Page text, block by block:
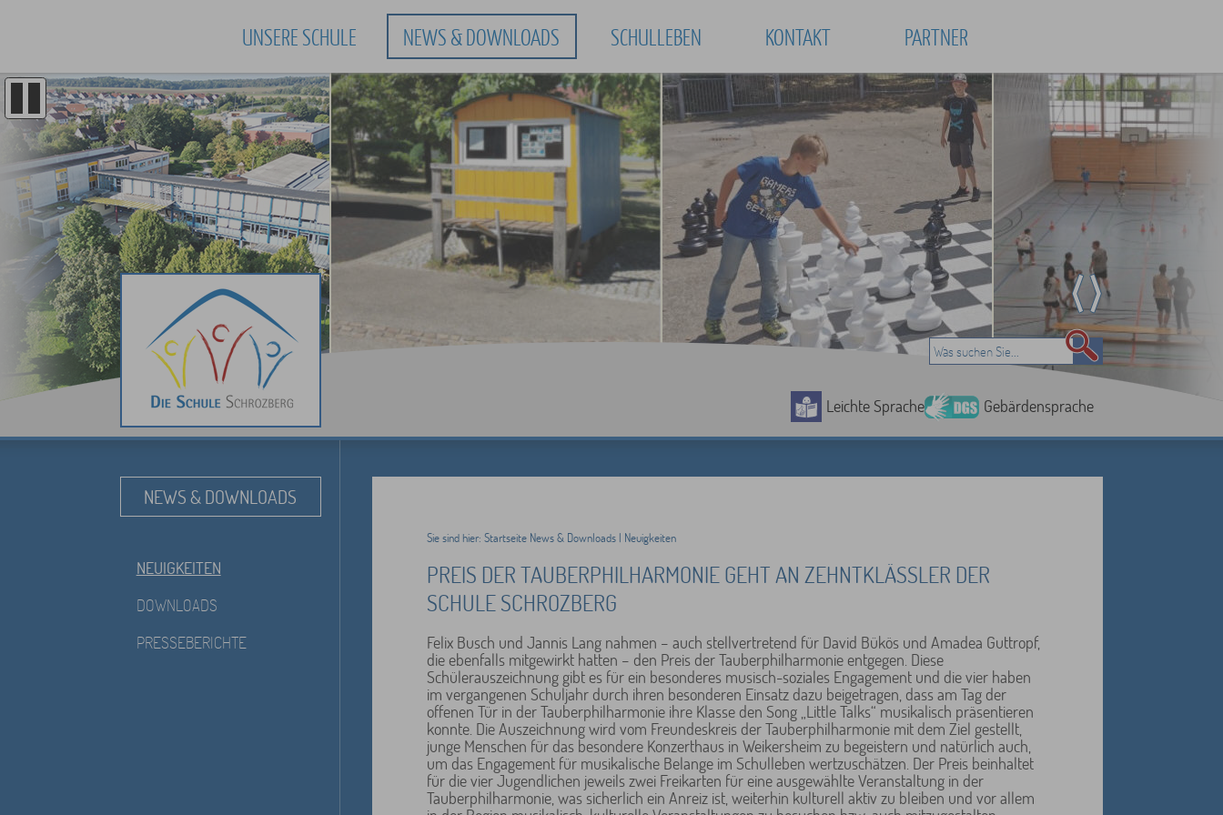
UNSERE SCHULE NEWS & DOWNLOADS SCHULLEBEN KONTAKT PARTNER
Leichte Sprache Gebärdensprache
NEWS & DOWNLOADS
NEUIGKEITEN
DOWNLOADS
PRESSEBERICHTE
Sie sind hier: Startseite News & Downloads| Neuigkeiten
PREIS DER TAUBERPHILHARMONIE GEHT AN ZEHNTKLÄSSLER DER
SCHULE SCHROZBERG
Felix Busch und Jannis Lang nahmen – auch stellvertretend für David Bükös und Amadea Guttropf,
die ebenfalls mitgewirkt hatten – den Preis der Tauberphilharmonie entgegen. Diese
Schülerauszeichnung gibt es für ein besonderes musisch-soziales Engagement und die vier haben
im vergangenen Schuljahr durch ihren besonderen Einsatz dazu beigetragen, dass am Tag der
offenen Tür in der Tauberphilharmonie ihre Klasse den Song „Little Talks“ musikalisch präsentieren
konnte. Die Auszeichnung wird vom Freundeskreis der Tauberphilharmonie mit dem Ziel gestellt,
junge Menschen für das besondere Konzerthaus in Weikersheim zu begeistern und natürlich auch,
um das Engagement für musikalische Belange im Schulleben wertzuschätzen. Der Preis beinhaltet
für die vier Jugendlichen jeweils zwei Freikarten für eine ausgewählte Veranstaltung in der
Tauberphilharmonie, was sicherlich ein Anreiz ist, weiterhin kulturell aktiv zu bleiben und vor allem